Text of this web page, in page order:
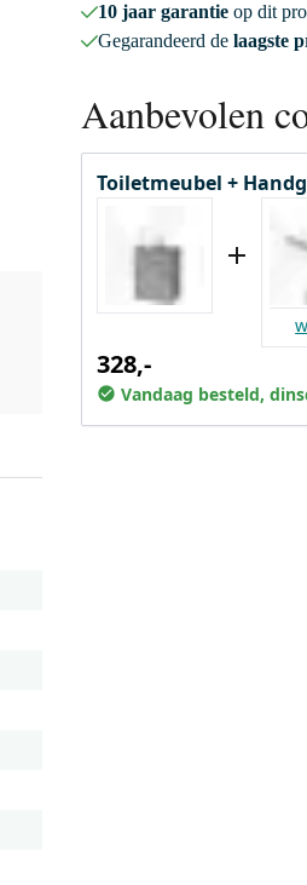
10 jaar garantieop dit
Gegarandeerd de laagste
Aanbevolen
Toiletmeubel +
328,-
Vandaag besteld,